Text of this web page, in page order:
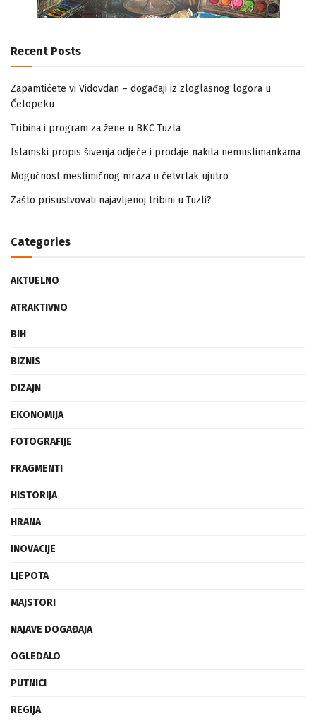
Recent Posts
Zapamtićete vi Vidovdan – događaji iz zloglasnog logora u
Čelopeku
Tribina i program za žene u BKC Tuzla
Islamski propis šivenja odjeće i prodaje nakita nemuslimankama
Mogućnost mestimičnog mraza u četvrtak ujutro
Zašto prisustvovati najavljenoj tribini u Tuzli?
Categories
AKTUELNO
ATRAKTIVNO
BIH
BIZNIS
DIZAJN
EKONOMIJA
FOTOGRAFIJE
FRAGMENTI
HISTORIJA
HRANA
INOVACIJE
LJEPOTA
MAJSTORI
NAJAVE DOGAĐAJA
OGLEDALO
PUTNICI
REGIJA